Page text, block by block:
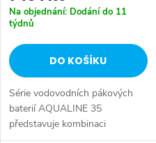
d
u
k
t
d
u
k
t
Na objednání: Dodání do 11
týdnů
DO KOŠÍKU
Série vodovodních pákových
baterií AQUALINE 35
představuje kombinaci
tradičního jednoduchého